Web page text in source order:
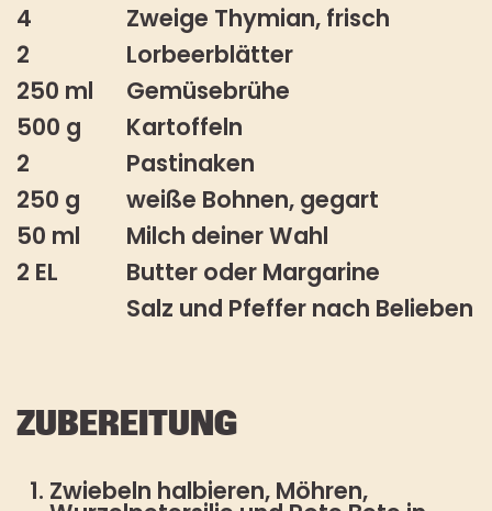
4
Zweige Thymian, frisch
2
Lorbeerblätter
250 ml
Gemüsebrühe
500 g
Kartoffeln
2
Pastinaken
250 g
weiße Bohnen, gegart
50 ml
Milch deiner Wahl
2 EL
Butter oder Margarine
Salz und Pfeffer nach Belieben
ZUBEREITUNG
Zwiebeln halbieren, Möhren,